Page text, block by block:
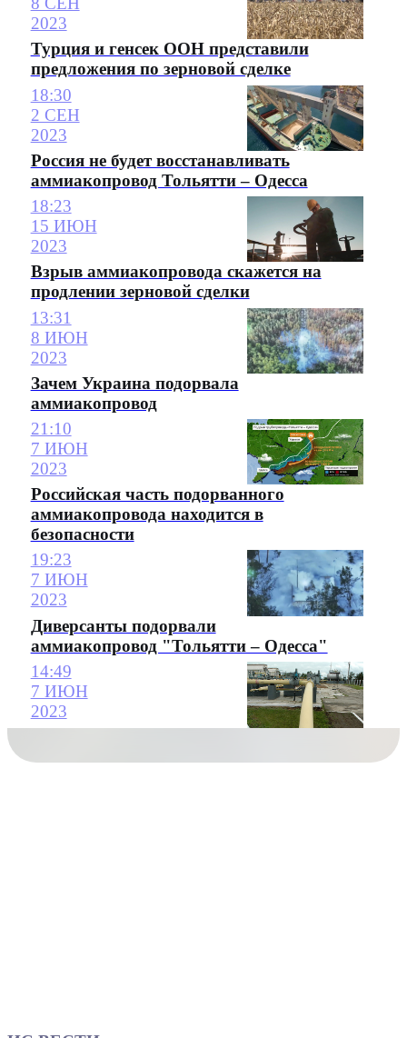
2023
Турция и генсек ООН представили
предложения по зерновой сделке
18:30
2 СЕН
2023
Россия не будет восстанавливать
аммиакопровод Тольятти – Одесса
18:23
15 ИЮН
2023
Взрыв аммиакопровода скажется на
продлении зерновой сделки
13:31
8 ИЮН
2023
Зачем Украина подорвала
аммиакопровод
21:10
7 ИЮН
2023
Российская часть подорванного
аммиакопровода находится в
безопасности
19:23
7 ИЮН
2023
Диверсанты подорвали
аммиакопровод "Тольятти – Одесса"
14:49
7 ИЮН
2023